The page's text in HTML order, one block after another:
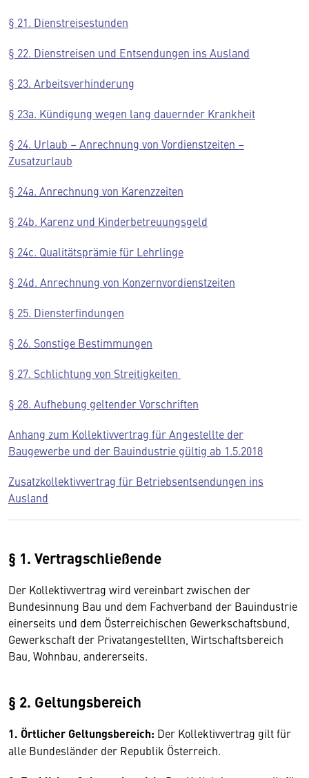
§ 21. Dienstreisestunden
§ 22. Dienstreisen und Entsendungen ins Ausland
§ 23. Arbeitsverhinderung
§ 23a. Kündigung wegen lang dauernder Krankheit
§ 24. Urlaub – Anrechnung von Vordienstzeiten –
Zusatzurlaub
§ 24a. Anrechnung von Karenzzeiten
§ 24b. Karenz und Kinderbetreuungsgeld
§ 24c. Qualitätsprämie für Lehrlinge
§ 24d. Anrechnung von Konzernvordienstzeiten
§ 25. Diensterfindungen
§ 26. Sonstige Bestimmungen
§ 27. Schlichtung von Streitigkeiten
§ 28. Aufhebung geltender Vorschriften
Anhang zum Kollektivvertrag für Angestellte der
Baugewerbe und der Bauindustrie gültig ab 1.5.2018
Zusatzkollektivvertrag für Betriebsentsendungen ins
Ausland
§ 1. Vertragschließende
Der Kollektivvertrag wird vereinbart zwischen der
Bundesinnung Bau und dem Fachverband der Bauindustrie
einerseits und dem Österreichischen Gewerkschaftsbund,
Gewerkschaft der Privatangestellten, Wirtschaftsbereich
Bau, Wohnbau, andererseits.
§ 2. Geltungsbereich
1. Örtlicher Geltungsbereich: Der Kollektivvertrag gilt für
alle Bundesländer der Republik Österreich.